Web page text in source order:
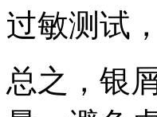
过敏测试
总之，银